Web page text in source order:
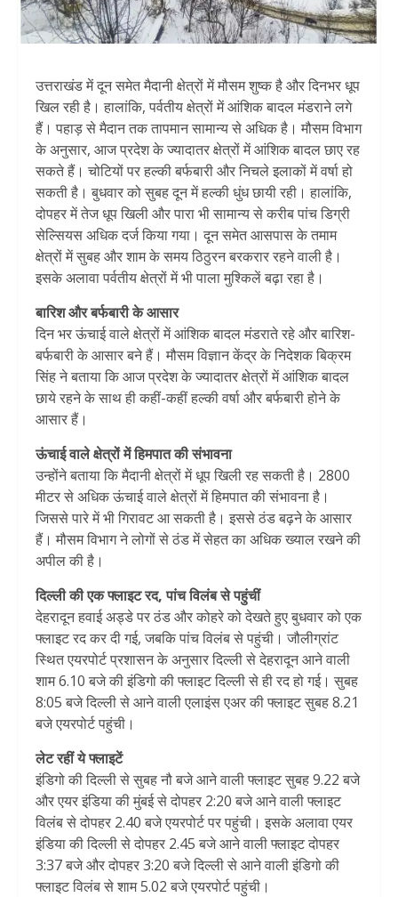
उत्तराखंड में दून समेत मैदानी क्षेत्रों में मौसम शुष्क है और दिनभर धूप
खिल रही है। हालांकि, पर्वतीय क्षेत्रों में आंशिक बादल मंडराने लगे
हैं। पहाड़ से मैदान तक तापमान सामान्य से अधिक है। मौसम विभाग
के अनुसार, आज प्रदेश के ज्यादातर क्षेत्रों में आंशिक बादल छाए रह
सकते हैं। चोटियों पर हल्की बर्फबारी और निचले इलाकों में वर्षा हो
सकती है। बुधवार को सुबह दून में हल्की धुंध छायी रही। हालांकि,
दोपहर में तेज धूप खिली और पारा भी सामान्य से करीब पांच डिग्री
सेल्सियस अधिक दर्ज किया गया। दून समेत आसपास के तमाम
क्षेत्रों में सुबह और शाम के समय ठिठुरन बरकरार रहने वाली है।
इसके अलावा पर्वतीय क्षेत्रों में भी पाला मुश्किलें बढ़ा रहा है।
बार‍िश और बर्फबारी के आसार
दिन भर ऊंचाई वाले क्षेत्रों में आंशिक बादल मंडराते रहे और बारिश-
बर्फबारी के आसार बने हैं। मौसम विज्ञान केंद्र के निदेशक बिक्रम
सिंह ने बताया क‍ि आज प्रदेश के ज्यादातर क्षेत्रों में आंशिक बादल
छाये रहने के साथ ही कहीं-कहीं हल्की वर्षा और बर्फबारी होने के
आसार हैं।
ऊंचाई वाले क्षेत्रों में हिमपात की संभावना
उन्‍होंने बताया क‍ि मैदानी क्षेत्रों में धूप खिली रह सकती है। 2800
मीटर से अधिक ऊंचाई वाले क्षेत्रों में हिमपात की संभावना है।
जिससे पारे में भी गिरावट आ सकती है। इससे ठंड बढ़ने के आसार
हैं। मौसम व‍िभाग ने लोगों से ठंड में सेहत का अध‍िक ख्‍याल रखने की
अपील की है।
दिल्ली की एक फ्लाइट रद, पांच विलंब से पहुंचीं
देहरादून हवाई अड्डे पर ठंड और कोहरे को देखते हुए बुधवार को एक
फ्लाइट रद कर दी गई, जबकि पांच विलंब से पहुंची। जौलीग्रांट
स्थित एयरपोर्ट प्रशासन के अनुसार दिल्ली से देहरादून आने वाली
शाम 6.10 बजे की इंडिगो की फ्लाइट दिल्ली से ही रद हो गई। सुबह
8:05 बजे दिल्ली से आने वाली एलाइंस एअर की फ्लाइट सुबह 8.21
बजे एयरपोर्ट पहुंची।
लेट रहीं ये फ्लाइटें
इंडिगो की दिल्ली से सुबह नौ बजे आने वाली फ्लाइट सुबह 9.22 बजे
और एयर इंडिया की मुंबई से दोपहर 2:20 बजे आने वाली फ्लाइट
विलंब से दोपहर 2.40 बजे एयरपोर्ट पर पहुंची। इसके अलावा एयर
इंडिया की दिल्ली से दोपहर 2.45 बजे आने वाली फ्लाइट दोपहर
3:37 बजे और दोपहर 3:20 बजे दिल्ली से आने वाली इंडिगो की
फ्लाइट विलंब से शाम 5.02 बजे एयरपोर्ट पहुंची।